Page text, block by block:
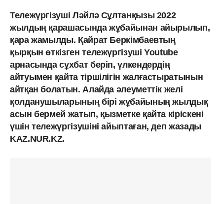
Тележүргізуші Ләйлә Сұлтанқызы 2022
жылдың қарашасында жұбайынан айырылып,
қара жамылды. Қайрат Беркімбаевтың
қырқын өткізген тележүргізуші Youtube
арнасында сұхбат беріп, үлкендердің
айтуымен қайта тіршілігін жалғастыратынын
айтқан болатын. Алайда әлеуметтік желі
қолданушыларының бірі жұбайының жылдық
асын бермей жатып, қызметке қайта кіріскені
үшін тележүргізушіні айыптаған, деп жазады
KAZ.NUR.KZ.